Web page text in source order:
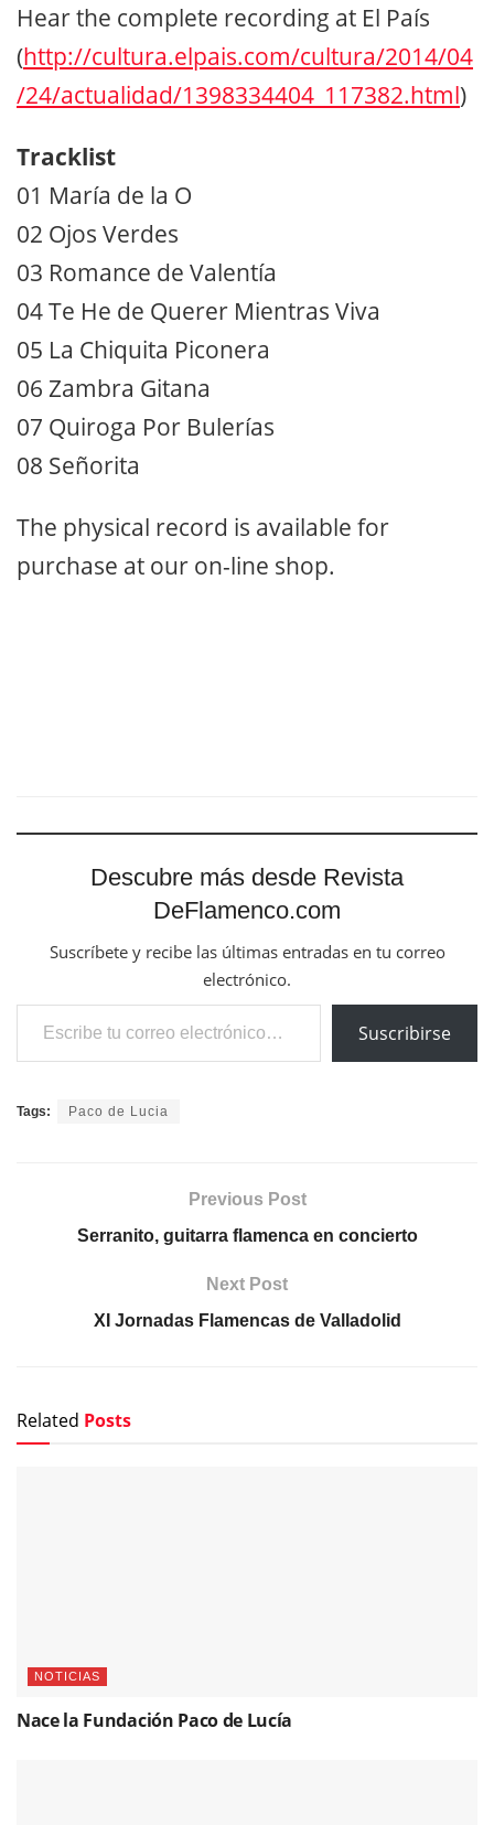
Hear the complete recording at El País
(http://cultura.elpais.com/cultura/2014/04
/24/actualidad/1398334404_117382.html)
Tracklist
01 María de la O
02 Ojos Verdes
03 Romance de Valentía
04 Te He de Querer Mientras Viva
05 La Chiquita Piconera
06 Zambra Gitana
07 Quiroga Por Bulerías
08 Señorita
The physical record is available for
purchase at our on-line shop.
Descubre más desde Revista
DeFlamenco.com
Suscríbete y recibe las últimas entradas en tu correo
electrónico.
Escribe tu correo electrónico…
Suscribirse
Tags: Paco de Lucia
Previous Post
Serranito, guitarra flamenca en concierto
Next Post
XI Jornadas Flamencas de Valladolid
Related Posts
NOTICIAS
Nace la Fundación Paco de Lucía